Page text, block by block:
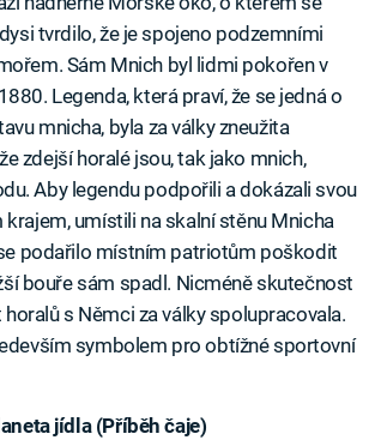
tvrdilo, že je spojeno podzemními
Sám Mnich byl lidmi pokořen v
Legenda, která praví, že se jedná o
mnicha, byla za války zneužita
zdejší horalé jsou, tak jako mnich,
Aby legendu podpořili a dokázali svou
umístili na skalní stěnu Mnicha
podařilo místním patriotům poškodit
bouře sám spadl. Nicméně skutečnost
horalů s Němci za války spolupracovala.
symbolem pro obtížné sportovní
jídla (Příběh čaje)